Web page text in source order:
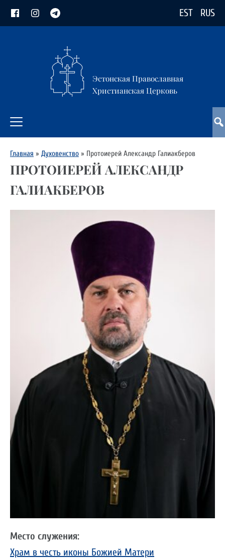
EST RUS
Эстонская Православная
Христианская Церковь
Главная » Духовенство » Протоиерей Александр Галиакберов
ПРОТОИЕРЕЙ АЛЕКСАНДР
ГАЛИАКБЕРОВ
Место служения:
Храм в честь иконы Божией Матери